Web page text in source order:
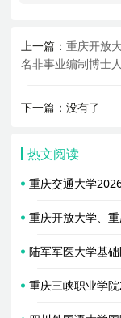
上一篇：重庆开放
名非事业编制博士
下一篇：没有了
热文阅读